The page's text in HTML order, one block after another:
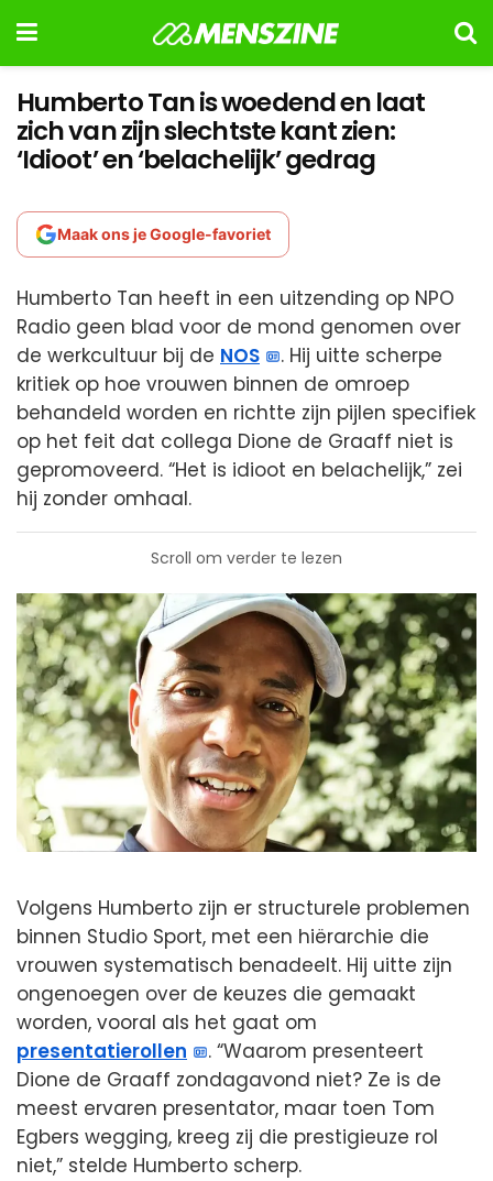
Humberto Tan is woedend en laat
zich van zijn slechtste kant zien:
‘Idioot’ en ‘belachelijk’ gedrag
Maak ons je Google-favoriet
Humberto Tan heeft in een uitzending op NPO
Radio geen blad voor de mond genomen over
de werkcultuur bij de NOS
. Hij uitte scherpe
kritiek op hoe vrouwen binnen de omroep
behandeld worden en richtte zijn pijlen specifiek
op het feit dat collega Dione de Graaff niet is
gepromoveerd. “Het is idioot en belachelijk,” zei
hij zonder omhaal.
Scroll om verder te lezen
Volgens Humberto zijn er structurele problemen
binnen Studio Sport, met een hiërarchie die
vrouwen systematisch benadeelt. Hij uitte zijn
ongenoegen over de keuzes die gemaakt
worden, vooral als het gaat om
presentatierollen
. “Waarom presenteert
Dione de Graaff zondagavond niet? Ze is de
meest ervaren presentator, maar toen Tom
Egbers wegging, kreeg zij die prestigieuze rol
niet,” stelde Humberto scherp.